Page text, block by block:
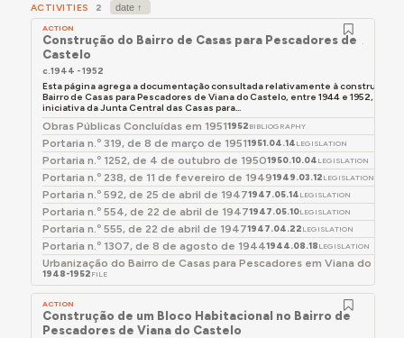
[entrevista em 2024]. Ela também fala sobre a vida
dos seus residentes, que dedicaram toda a sua vida à
pesca, um trabalho árduo e perigoso. Várias
moradoras comentam que existia uma antiga capela
que foi demolida e substituída por outra que é
atualmente frequentada mas sentem nostalgia pela
antiga. Segundo vários testemunhos orais recolhidos,
atualmente, quedam poucas famílias originais, pois os
antigos moradores envelheceram ou faleceram. A
grande parte dos residentes da segunda geração
vendeu ou alugou as casas, principalmente a
estudantes.
Para mais detalhes, consultar a secção Momentos-
chave, abaixo.
ACTIVITIES 2
ACTION
Construção do Bairro de Casas para Pescadores de Viana
Castelo
c.1944 - 1952
Esta página agrega a documentação consultada relativamente à construção
Bairro de Casas para Pescadores de Viana do Castelo, entre 1944 e 1952, por
iniciativa da Junta Central das Casas para...
Obras Públicas Concluídas em 19511952 BIBLIOGRAPHY
Portaria n.º 319, de 8 de março de 19511951.04.14 LEGISLATION
Portaria n.º 1252, de 4 de outubro de 19501950.10.04 LEGISLATION
Portaria n.º 238, de 11 de fevereiro de 19491949.03.12 LEGISLATION
Portaria n.º 592, de 25 de abril de 19471947.05.14 LEGISLATION
Portaria n.º 554, de 22 de abril de 19471947.05.10LEGISLATION
Portaria n.º 555, de 22 de abril de 19471947.04.22 LEGISLATION
Portaria n.º 1307, de 8 de agosto de 19441944.08.18 LEGISLATION
Urbanização do Bairro de Casas para Pescadores em Viana do
1948-1952 FILE
ACTION
Construção de um Bloco Habitacional no Bairro de
Pescadores de Viana do Castelo